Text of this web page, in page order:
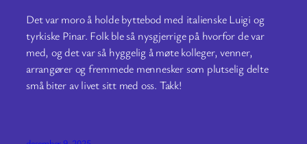
Det var moro å holde byttebod med italienske Luigi og
tyrkiske Pinar. Folk ble så nysgjerrige på hvorfor de var
med, og det var så hyggelig å møte kolleger, venner,
arrangører og fremmede mennesker som plutselig delte
små biter av livet sitt med oss. Takk!